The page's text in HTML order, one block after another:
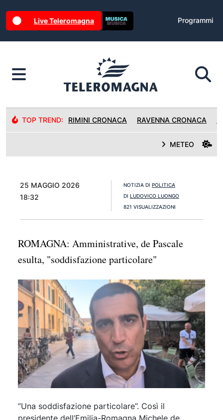
Live Teleromagna Programmi
TOP TREND: RIMINI CRONACA RAVENNA CRONACA
METEO
25 MAGGIO 2026
18:32
NOTIZIA DI POLITICA
DI LUDOVICO LUONGO
821 VISUALIZZAZIONI
ROMAGNA: Amministrative, de Pascale
esulta, "soddisfazione particolare"
“Una soddisfazione particolare”. Così il